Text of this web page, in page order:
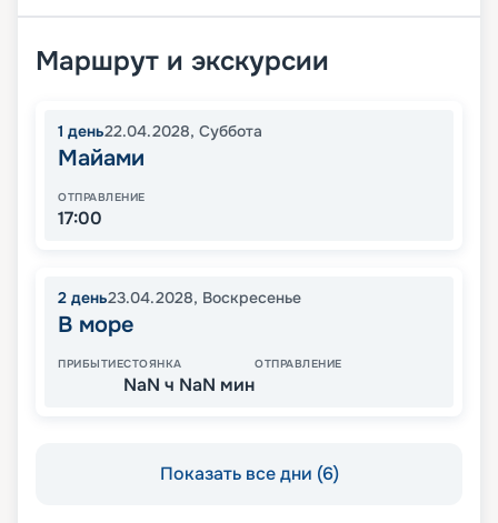
Маршрут и экскурсии
1 день22.04.2028, Суббота
Майами
ОТПРАВЛЕНИЕ
17:00
2 день23.04.2028, Воскресенье
В море
ПРИБЫТИЕСТОЯНКА
NaN ч NaN мин
ОТПРАВЛЕНИЕ
Показать все дни (6)